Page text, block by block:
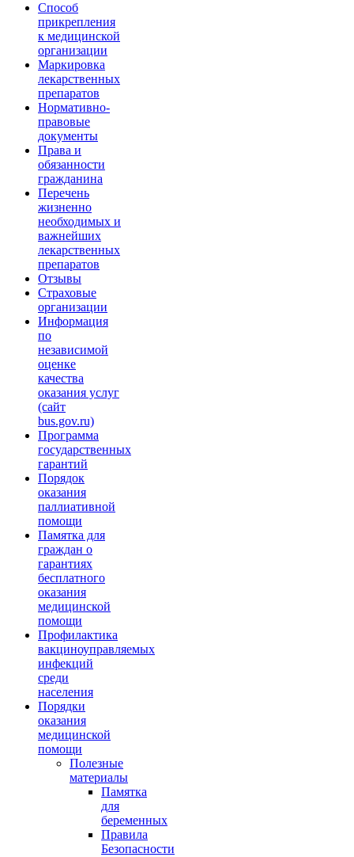
Способ
прикрепления
к медицинской
организации
Маркировка
лекарственных
препаратов
Нормативно-
правовые
документы
Права и
обязанности
гражданина
Перечень
жизненно
необходимых и
важнейших
лекарственных
препаратов
Отзывы
Страховые
организации
Информация
по
независимой
оценке
качества
оказания услуг
(сайт
bus.gov.ru)
Программа
государственных
гарантий
Порядок
оказания
паллиативной
помощи
Памятка для
граждан о
гарантиях
бесплатного
оказания
медицинской
помощи
Профилактика
вакциноуправляемых
инфекций
среди
населения
Порядки
оказания
медицинской
помощи
Полезные
материалы
Памятка
для
беременных
Правила
Безопасности